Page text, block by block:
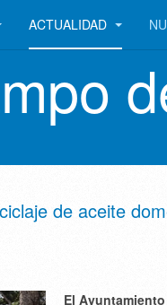
ACTUALIDAD
de aceite
El